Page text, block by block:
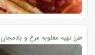
طرز تهیه مقلوبه مرغ و بادمجان